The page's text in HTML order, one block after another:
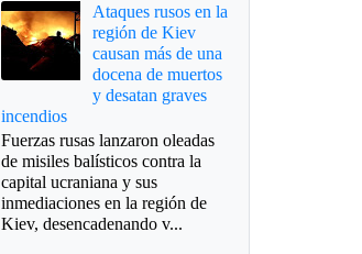
Ataques rusos en la
región de Kiev
causan más de una
docena de muertos
y desatan graves
incendios
Fuerzas rusas lanzaron oleadas
de misiles balísticos contra la
capital ucraniana y sus
inmediaciones en la región de
Kiev, desencadenando v...